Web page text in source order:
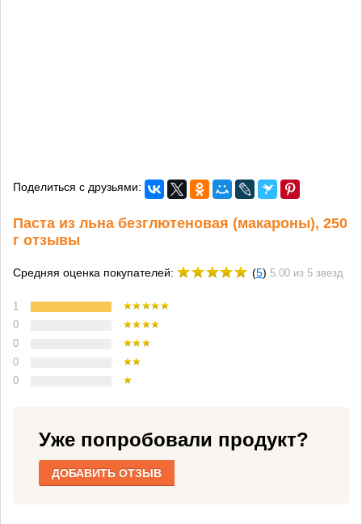
Поделиться с друзьями:
Паста из льна безглютеновая (макароны), 250
г отзывы
Средняя оценка покупателей: (5) 5.00 из 5 звезд
1
0
0
0
0
Уже попробовали продукт?
ДОБАВИТЬ ОТЗЫВ